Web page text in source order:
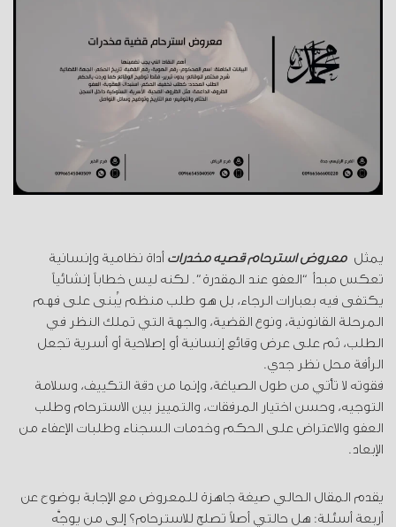
يمثلمعروض استرحام قضية مخدرات أداة نظامية وإنسانية
تعكس مبدأ “العفو عند المقدرة”. لكنه ليس خطاباً إنشائياً
يكتفى فيه بعبارات الرجاء، بل هو طلب منظم يُبنى على فهم
المرحلة القانونية، ونوع القضية، والجهة التي تملك النظر في
الطلب، ثم على عرض وقائع إنسانية أو إصلاحية أو أسرية تجعل
الرأفة محل نظر جدي.
فقوته لا تأتي من طول الصياغة، وإنما من دقة التكييف، وسلامة
التوجيه، وحسن اختيار المرفقات، والتمييز بين الاسترحام وطلب
العفو والاعتراض على الحكم وخدمات السجناء وطلبات الإعفاء من
الإبعاد.
يقدم المقال الحالي صيغة جاهزة للمعروض مع الإجابة بوضوح عن
أربعة أسئلة: هل حالتي أصلاً تصلح للاسترحام؟ إلى من يوجَّه